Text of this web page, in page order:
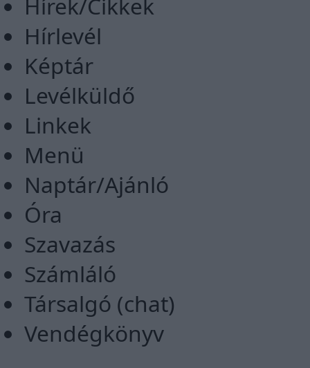
Hírlevél
Képtár
Levélküldő
Linkek
Menü
Naptár/Ajánló
Óra
Szavazás
Számláló
Társalgó (chat)
Vendégkönyv